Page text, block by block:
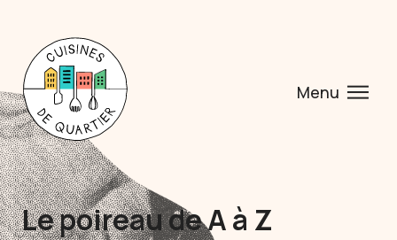
Menu
Le poireau de A à Z